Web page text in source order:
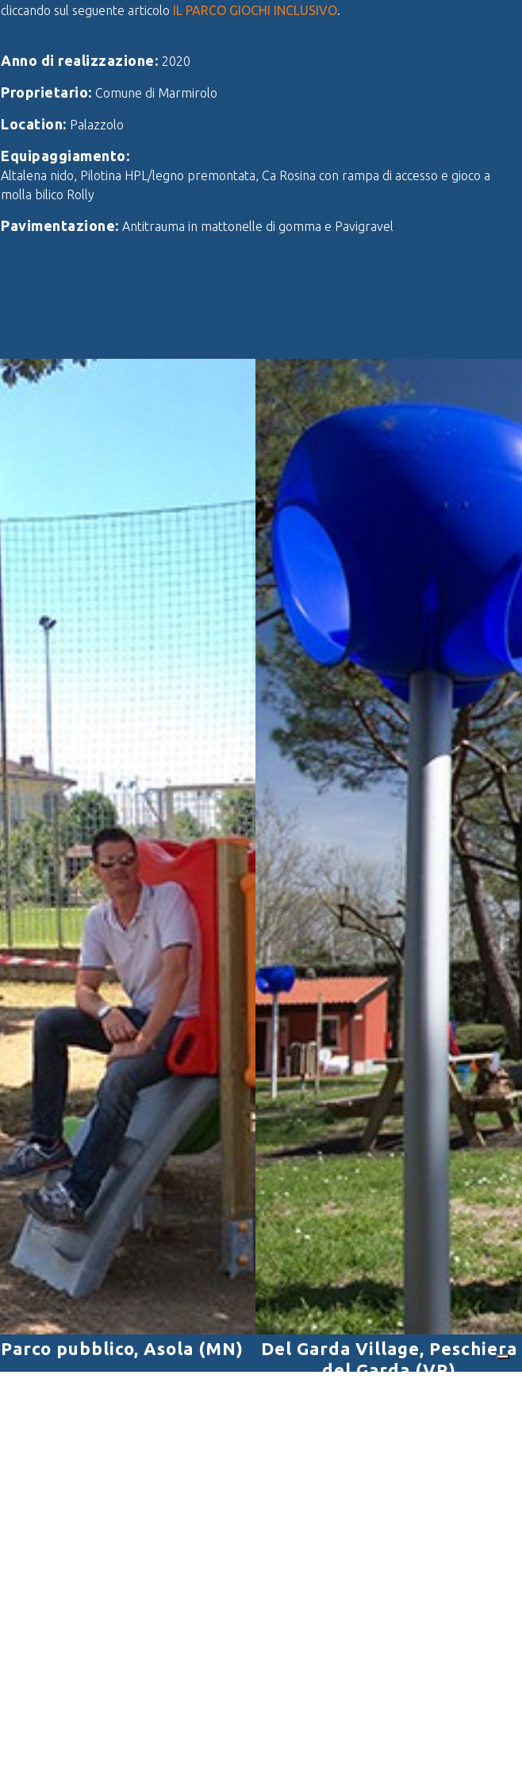
cliccando sul seguente articolo
IL PARCO GIOCHI INCLUSIVO.
Anno di realizzazione: 2020
Proprietario: Comune di Marmirolo
Location: Palazzolo
Equipaggiamento:
Altalena nido, Pilotina HPL/legno premontata, Ca Rosina con rampa di accesso e gioco a
molla bilico Rolly
Pavimentazione: Antitrauma in mattonelle di gomma e Pavigravel
Parco pubblico, Asola (MN)
Del Garda Village, Peschiera
del Garda (VR)